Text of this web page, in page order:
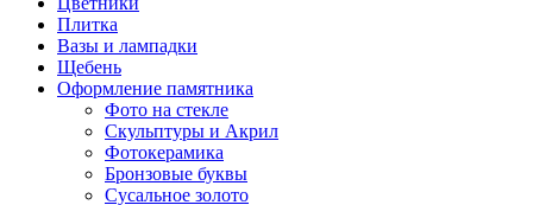
Плитка
Вазы и лампадки
Щебень
Оформление памятника
Фото на стекле
Скульптуры и Акрил
Фотокерамика
Бронзовые буквы
Сусальное золото